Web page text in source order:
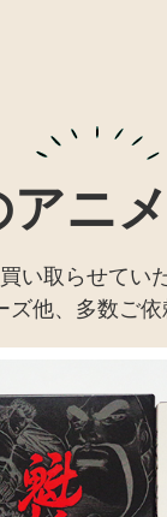
アニ
い取らせてい
他、多数ご依